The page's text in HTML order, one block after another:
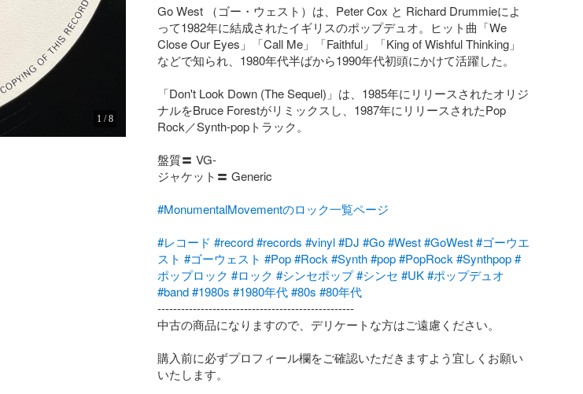
1/8
Go West （ゴー・ウェスト）は、Peter Cox と Richard Drummieによ
って1982年に結成されたイギリスのポップデュオ。ヒット曲「We
Close Our Eyes」「Call Me」「Faithful」「King of Wishful Thinking」
などで知られ、1980年代半ばから1990年代初頭にかけて活躍した。
「Don't Look Down (The Sequel)」は、1985年にリリースされたオリジ
ナルをBruce Forestがリミックスし、1987年にリリースされたPop
Rock／Synth-popトラック。
盤質〓 VG-
ジャケット〓 Generic
#MonumentalMovementのロック一覧ページ
#レコード #record #records #vinyl #DJ #Go #West #GoWest #ゴーウエ
スト #ゴーウェスト #Pop #Rock #Synth #pop #PopRock #Synthpop #
ポップロック #ロック #シンセポップ #シンセ #UK #ポップデュオ
#band #1980s #1980年代 #80s #80年代
--------------------------------------------------
中古の商品になりますので、デリケートな方はご遠慮ください。
購入前に必ずプロフィール欄をご確認いただきますよう宜しくお願い
いたします。